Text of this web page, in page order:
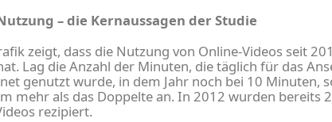
– die Kernaussagen der Studie
zeigt, dass die Nutzung von Online-Videos seit
Lag die Anzahl der Minuten, die täglich für das
genutzt wurde, in dem Jahr noch bei 10 Minuten,
mehr als das Doppelte an. In 2012 wurden bereits
rezipiert.